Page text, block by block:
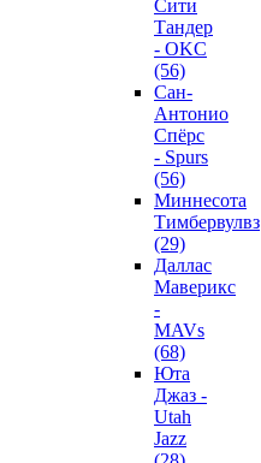
Сити
Тандер
- OKC
(56)
Сан-
Антонио
Спёрс
- Spurs
(56)
Миннесота
Тимбервулвз
(29)
Даллас
Маверикс
-
MAVs
(68)
Юта
Джаз -
Utah
Jazz